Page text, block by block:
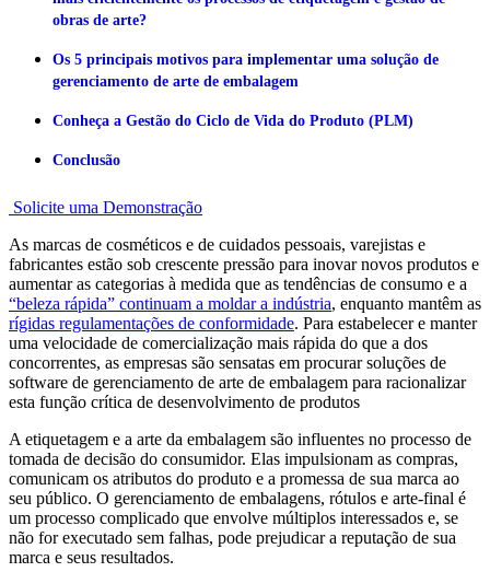
obras de arte?
Os 5 principais motivos para implementar uma solução de
gerenciamento de arte de embalagem
Conheça a Gestão do Ciclo de Vida do Produto (PLM)
Conclusão
Solicite uma Demonstração
As marcas de cosméticos e de cuidados pessoais, varejistas e
fabricantes estão sob crescente pressão para inovar novos produtos e
aumentar as categorias à medida que as tendências de consumo e a
“beleza rápida” continuam a moldar a indústria, enquanto mantêm as
rígidas regulamentações de conformidade. Para estabelecer e manter
uma velocidade de comercialização mais rápida do que a dos
concorrentes, as empresas são sensatas em procurar soluções de
software de gerenciamento de arte de embalagem para racionalizar
esta função crítica de desenvolvimento de produtos
A etiquetagem e a arte da embalagem são influentes no processo de
tomada de decisão do consumidor. Elas impulsionam as compras,
comunicam os atributos do produto e a promessa de sua marca ao
seu público. O gerenciamento de embalagens, rótulos e arte-final é
um processo complicado que envolve múltiplos interessados e, se
não for executado sem falhas, pode prejudicar a reputação de sua
marca e seus resultados.